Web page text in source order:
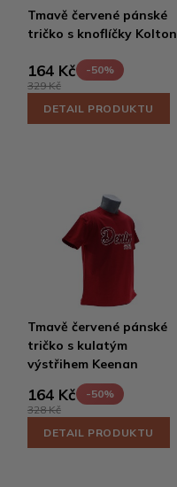
Tmavě červené pánské
tričko s knoflíčky Kolton
164 Kč
-50%
329 Kč
DETAIL PRODUKTU
Tmavě červené pánské
tričko s kulatým
výstřihem Keenan
164 Kč
-50%
328 Kč
DETAIL PRODUKTU